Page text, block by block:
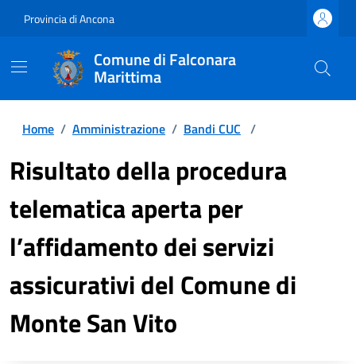
Provincia di Ancona
Comune di Falconara
Marittima
Home / Amministrazione / Bandi CUC /
Risultato della procedura
telematica aperta per
l’affidamento dei servizi
assicurativi del Comune di
Monte San Vito